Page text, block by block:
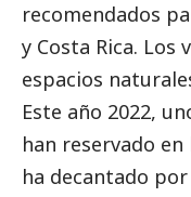
recomendados
y Costa Rica.
espacios
Este año 2022,
han reservado
ha decantado